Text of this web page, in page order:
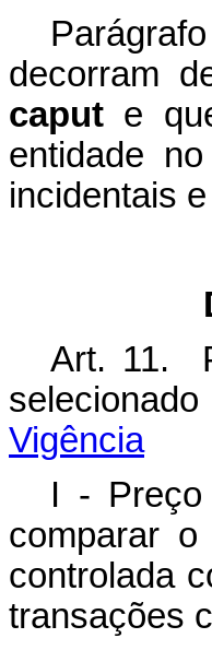
decorram
caput e
entidade
incidentais
Art. 11.
Vigência
I - Preço
comparar
controlada
transações